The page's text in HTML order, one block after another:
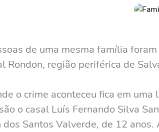
de uma mesma família
Rondon, região periférica de
o crime aconteceu fica em
o casal Luís Fernando Silva
dos Santos Valverde, de 12